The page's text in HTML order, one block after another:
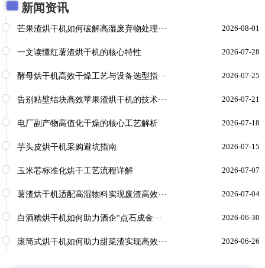
新闻资讯
芒果渣烘干机如何破解高湿废弃物处理··· 2026-08-01
一文读懂红薯渣烘干机的核心特性 2026-07-28
酵母烘干机高效干燥工艺与设备选型指··· 2026-07-25
告别粘壁结块高效苹果渣烘干机的技术··· 2026-07-21
电厂副产物高值化干燥的核心工艺解析 2026-07-18
芋头皮烘干机采购避坑指南 2026-07-15
玉米芯标准化烘干工艺流程详解 2026-07-07
薯渣烘干机适配高湿物料实现废渣高效··· 2026-07-04
白酒糟烘干机如何助力酒企“点石成金··· 2026-06-30
滚筒式烘干机如何助力甜菜渣实现高效··· 2026-06-26